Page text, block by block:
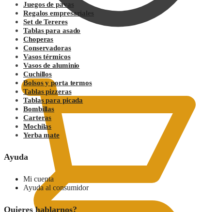
0.00
Juegos de pavas
Regalos empresariales
Set de Tereres
Tablas para asado
Choperas
Conservadoras
Vasos térmicos
Vasos de aluminio
Cuchillos
Bolsos y porta termos
Tablas pizzeras
Tablas para picada
Bombillas
Carteras
Mochilas
Yerba mate
Ayuda
Mi cuenta
Ayuda al consumidor
Quieres hablarnos?